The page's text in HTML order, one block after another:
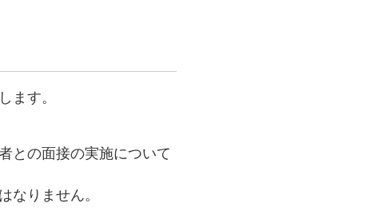
ます。
との面接の実施について
なりません。